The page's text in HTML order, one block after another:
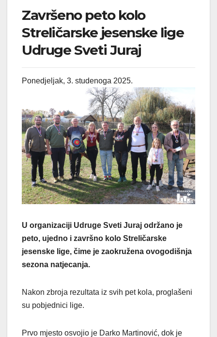
Završeno peto kolo
Streličarske jesenske lige
Udruge Sveti Juraj
Ponedjeljak, 3. studenoga 2025.
U organizaciji Udruge Sveti Juraj održano je
peto, ujedno i završno kolo Streličarske
jesenske lige, čime je zaokružena ovogodišnja
sezona natjecanja.
Nakon zbroja rezultata iz svih pet kola, proglašeni
su pobjednici lige.
Prvo mjesto osvojio je Darko Martinović, dok je